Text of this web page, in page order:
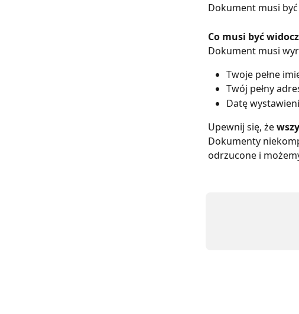
Dokument musi
Co musi być
Dokument musi
Twoje pełne
Twój pełny
Datę
Upewnij się, że
Dokumenty
odrzucone i